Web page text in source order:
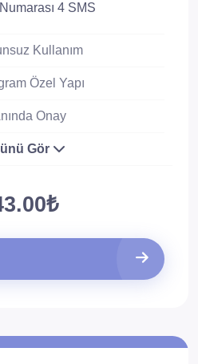
4 SMS
Kullanım
Özel Yapı
Onay
Gör